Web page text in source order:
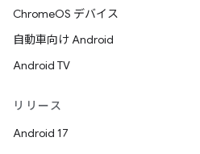
ChromeOS デバイス
自動車向け Android
Android TV
リリース
Android 17